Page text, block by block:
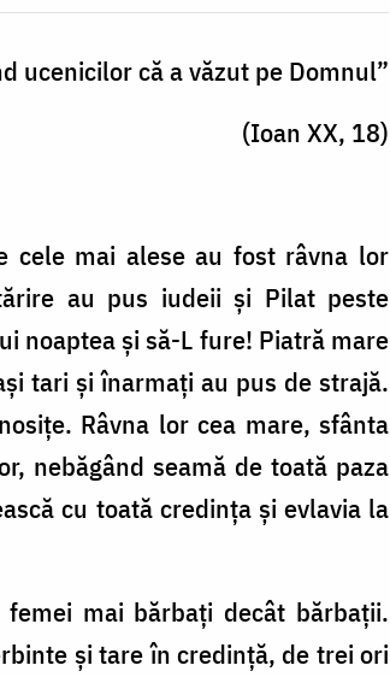
ucenicilor că a văzut pe Domnul”
(Ioan XX, 18)
cele mai alese au fost râvna lor
au pus iudeii şi Pilat peste
noaptea şi să-L fure! Piatră mare
tari şi înarmaţi au pus de strajă.
Râvna lor cea mare, sfânta
nebăgând seamă de toată paza
cu toată credinţa şi evlavia la
mai bărbaţi decât bărbaţii.
şi tare în credinţă, de trei ori